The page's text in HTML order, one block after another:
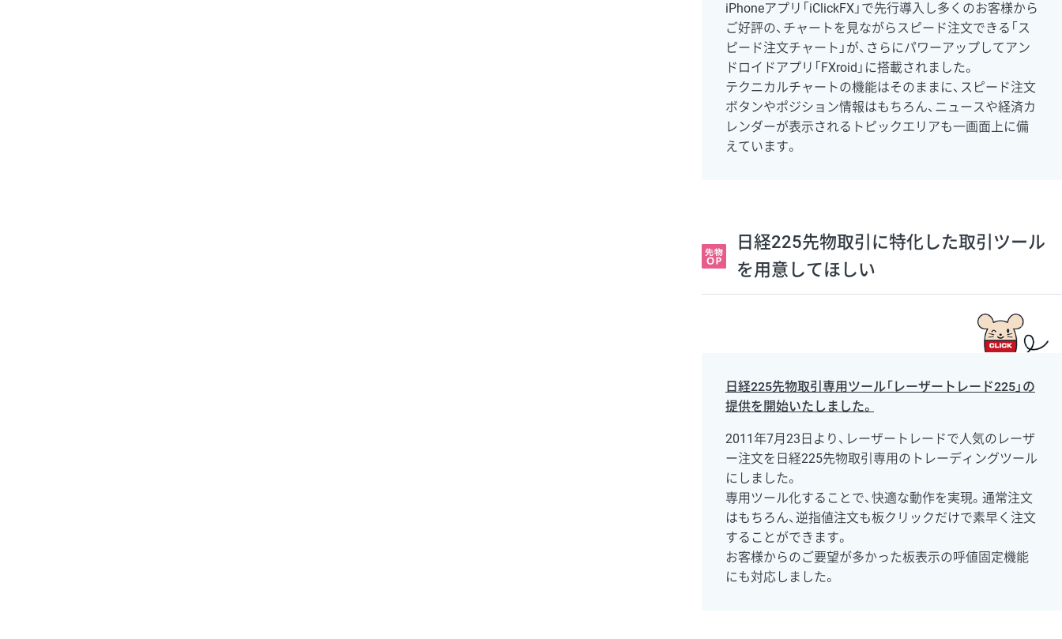
iPhoneアプリ「iClickFX」で先行導入し多くのお客様から
ご好評の、チャートを見ながらスピード注文できる「ス
ピード注文チャート」が、さらにパワーアップしてアン
ドロイドアプリ「FXroid」に搭載されました。
テクニカルチャートの機能はそのままに、スピード注文
ボタンやポジション情報はもちろん、ニュースや経済カ
レンダーが表示されるトピックエリアも一画面上に備
えています。
日経225先物取引に特化した取引ツール
を用意してほしい
日経225先物取引専用ツール「レーザートレード225」の
提供を開始いたしました。
2011年7月23日より、レーザートレードで人気のレーザ
ー注文を日経225先物取引専用のトレーディングツール
にしました。
専用ツール化することで、快適な動作を実現。通常注文
はもちろん、逆指値注文も板クリックだけで素早く注文
することができます。
お客様からのご要望が多かった板表示の呼値固定機能
にも対応しました。